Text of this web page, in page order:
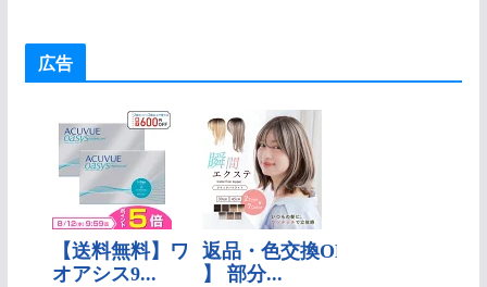
広告